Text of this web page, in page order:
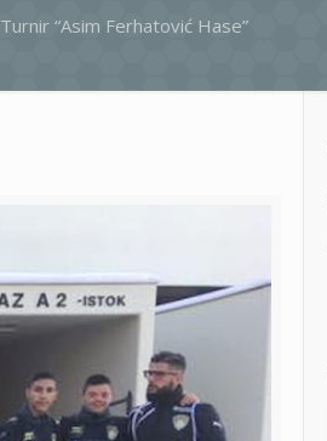
Turnir “Asim Ferhatović Hase”